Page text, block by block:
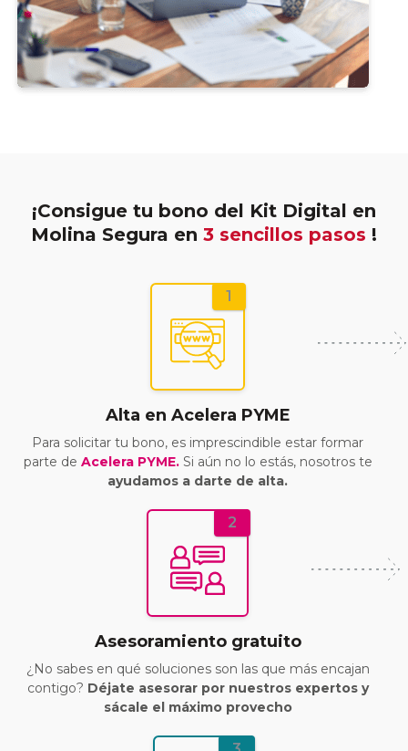
¡Consigue tu bono del Kit Digital en
Molina Segura en 3 sencillos pasos !
Alta en Acelera PYME
Para solicitar tu bono, es imprescindible estar formar
parte de Acelera PYME. Si aún no lo estás, nosotros te
ayudamos a darte de alta.
1
Asesoramiento gratuito
¿No sabes en qué soluciones son las que más encajan
contigo? Déjate asesorar por nuestros expertos y
sácale el máximo provecho
2